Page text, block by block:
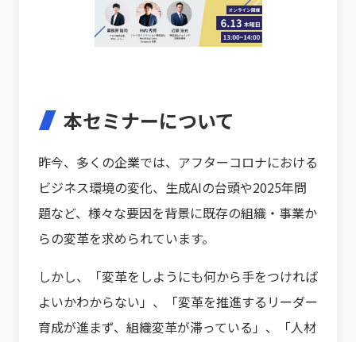
本セミナーについて
昨今、多くの企業では、アフターコロナにおける
ビジネス環境の変化、生成AIの台頭や2025年問
題など、様々な要因を背景に既存の組織・事業か
らの変革を求められています。
しかし、「変革をしようにも何から手をつければ
よいかわからない」、「変革を推進するリーダー
育成が進まず、組織変革が滞っている」、「人材